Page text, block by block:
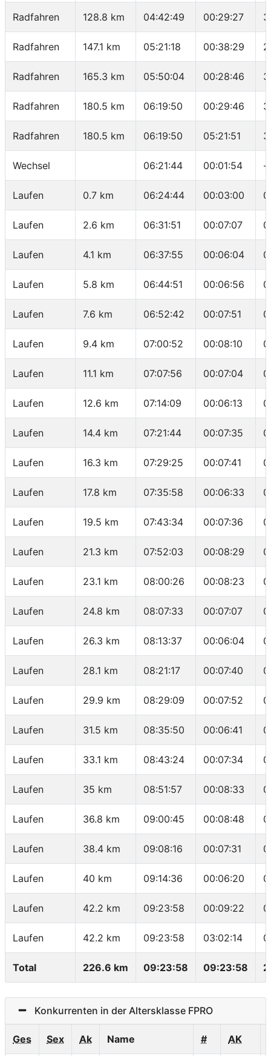
Radfahren 128.8 km 04:42:49 00:29:27
Radfahren 147.1 km 05:21:18 00:38:29
Radfahren 165.3 km 05:50:04 00:28:46
Radfahren 180.5 km 06:19:50 00:29:46
Radfahren 180.5 km 06:19:50 05:21:51
Wechsel 06:21:44 00:01:54 -
Laufen 0.7 km 06:24:44 00:03:00
Laufen 2.6 km 06:31:51 00:07:07
Laufen 4.1 km 06:37:55 00:06:04
Laufen 5.8 km 06:44:51 00:06:56
Laufen 7.6 km 06:52:42 00:07:51
Laufen 9.4 km 07:00:52 00:08:10
Laufen 11.1 km 07:07:56 00:07:04
Laufen 12.6 km 07:14:09 00:06:13
Laufen 14.4 km 07:21:44 00:07:35
Laufen 16.3 km 07:29:25 00:07:41
Laufen 17.8 km 07:35:58 00:06:33
Laufen 19.5 km 07:43:34 00:07:36
Laufen 21.3 km 07:52:03 00:08:29
Laufen 23.1 km 08:00:26 00:08:23
Laufen 24.8 km 08:07:33 00:07:07
Laufen 26.3 km 08:13:37 00:06:04
Laufen 28.1 km 08:21:17 00:07:40
Laufen 29.9 km 08:29:09 00:07:52
Laufen 31.5 km 08:35:50 00:06:41
Laufen 33.1 km 08:43:24 00:07:34
Laufen 35 km 08:51:57 00:08:33
Laufen 36.8 km 09:00:45 00:08:48
Laufen 38.4 km 09:08:16 00:07:31
Laufen 40 km 09:14:36 00:06:20
Laufen 42.2 km 09:23:58 00:09:22
Laufen 42.2 km 09:23:58 03:02:14
Total 226.6 km 09:23:58 09:23:58
Konkurrenten in der Altersklasse FPRO
Ges Sex Ak Name # AK